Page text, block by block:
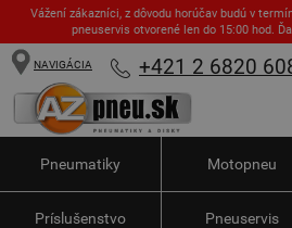
Vážení zákazníci, z dôvodu horúčav budú v
pneuservis otvorené len do 15:00 hod.
NAVIGÁCIA +421 2 6820
Pneumatiky Motopneu
Príslušenstvo Pneuservis